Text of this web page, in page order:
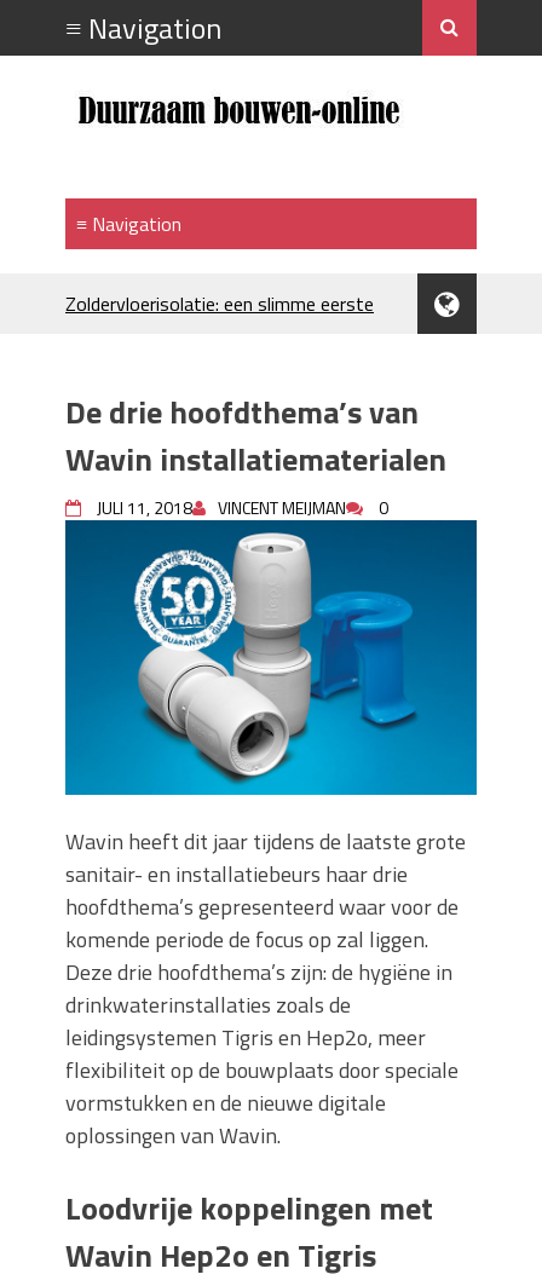
Zoldervloerisolatie: een slimme eerste
Je huis koelen: alles behalve duur
Hoe draagt je inrichting bij aan je
merkimago?
Houtpellets als duurzame
Wanneer moet je een specialist
inschakelen bij rioolproblemen?
Slimme oplossingen voor lekkages en
verstoppingen
Betonplex: Het Veelzijdige
Plaatmateriaal voor Moderne Projecten
Woonstijlen die perfect passen bij
duurzaam bouwen
Oma weet raadt bij cementsluier:
natuurlijke oplossingen
De drie hoofdthema’s van
Wavin installatiematerialen
JULI 11, 2018 VINCENT MEIJMAN 0
Wavin heeft dit jaar tijdens de laatste grote
sanitair- en installatiebeurs haar drie
hoofdthema’s gepresenteerd waar voor de
komende periode de focus op zal liggen.
Deze drie hoofdthema’s zijn: de hygiëne in
drinkwaterinstallaties zoals de
leidingsystemen Tigris en Hep2o, meer
flexibiliteit op de bouwplaats door speciale
vormstukken en de nieuwe digitale
oplossingen van Wavin.
Loodvrije koppelingen met
Wavin Hep2o en Tigris